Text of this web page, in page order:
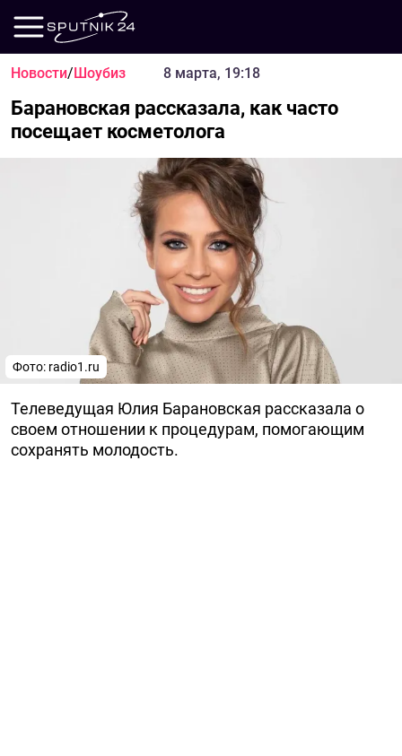
Новости/Шоубиз 8 марта, 19:18
Барановская рассказала, как часто
посещает косметолога
Фото: radio1.ru
Телеведущая Юлия Барановская рассказала о
своем отношении к процедурам, помогающим
сохранять молодость.